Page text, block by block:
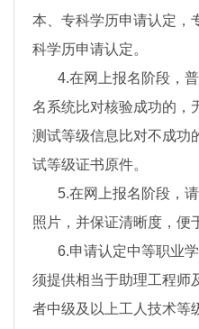
本、专科学历申请认定，
科学历申请认定。
4.在网上报名阶段，普
名系统比对核验成功的，
测试等级信息比对不成功
试等级证书原件。
5.在网上报名阶段，请
照片，并保证清晰度，便
6.申请认定中等职业学
须提供相当于助理工程师
者中级及以上工人技术等